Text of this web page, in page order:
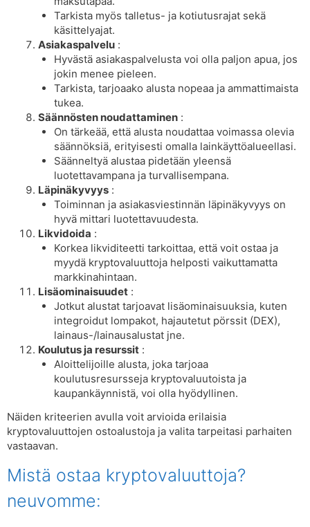
Tarkista myös talletus- ja kotiutusrajat sekä
käsittelyajat.
Asiakaspalvelu :
Hyvästä asiakaspalvelusta voi olla paljon apua, jos
jokin menee pieleen.
Tarkista, tarjoaako alusta nopeaa ja ammattimaista
tukea.
Säännösten noudattaminen :
On tärkeää, että alusta noudattaa voimassa olevia
säännöksiä, erityisesti omalla lainkäyttöalueellasi.
Säänneltyä alustaa pidetään yleensä
luotettavampana ja turvallisempana.
Läpinäkyvyys :
Toiminnan ja asiakasviestinnän läpinäkyvyys on
hyvä mittari luotettavuudesta.
Likvidoida :
Korkea likviditeetti tarkoittaa, että voit ostaa ja
myydä kryptovaluuttoja helposti vaikuttamatta
markkinahintaan.
Lisäominaisuudet :
Jotkut alustat tarjoavat lisäominaisuuksia, kuten
integroidut lompakot, hajautetut pörssit (DEX),
lainaus-/lainausalustat jne.
Koulutus ja resurssit :
Aloittelijoille alusta, joka tarjoaa
koulutusresursseja kryptovaluutoista ja
kaupankäynnistä, voi olla hyödyllinen.
Näiden kriteerien avulla voit arvioida erilaisia ​​
kryptovaluuttojen ostoalustoja ja valita tarpeitasi parhaiten
vastaavan.
Mistä ostaa kryptovaluuttoja?
neuvomme: